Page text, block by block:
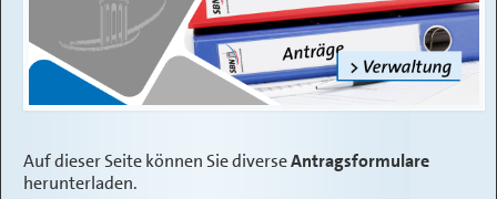
DEICHAMT
VERWALTUNG
SERVICE
Auf dieser Seite können Sie diverseAntragsformulare
herunterladen.